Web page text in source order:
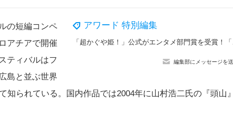
アワード 特別編集
編集部にメッセージを
の短編コンペ
アチアで開催
ティバルはフ
島と並ぶ世界
られている。国内作品では2004年に山村浩二氏の『頭山』